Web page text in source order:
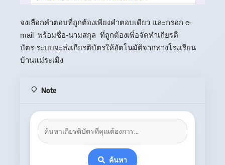
จงเลือกคำตอบที่ถูกต้องเพียงคำตอบเดียว และกรอก e-
mail พร้อมชื่อ-นามสกุล ที่ถูกต้องเพื่อจัดทำเกียรติ
บัตร ระบบจะส่งเกียรติบัตรให้อัตโนมัติจากทางโรงเรียน
บ้านแม่ระเมิง
Note
ค้นหา